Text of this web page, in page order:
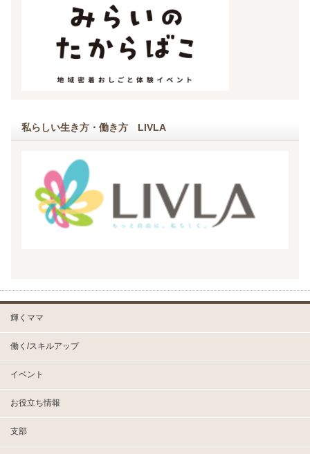
私らしい生き方・働き方 LIVLA
輝くママ
働く/スキルアップ
イベント
お役立ち情報
支部